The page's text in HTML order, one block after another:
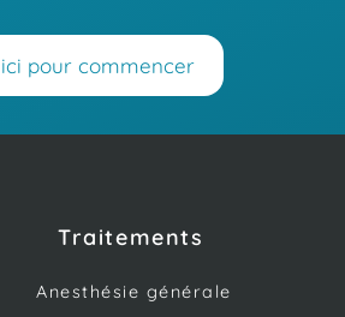
pour commencer
Traitements
Anesthésie générale